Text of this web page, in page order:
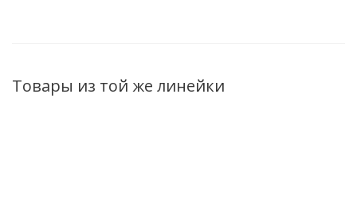
Товары из той же линейки